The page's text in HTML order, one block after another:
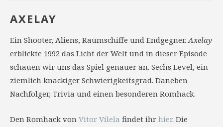
AXELAY
Ein Shooter, Aliens, Raumschiffe und Endgegner.Axelay
erblickte 1992 das Licht der Welt und in dieser Episode
schauen wir uns das Spiel genauer an. Sechs Level, ein
ziemlich knackiger Schwierigkeitsgrad. Daneben
Nachfolger, Trivia und einen besonderen Romhack.
Den Romhack von Vitor Vilela findet ihr hier. Die